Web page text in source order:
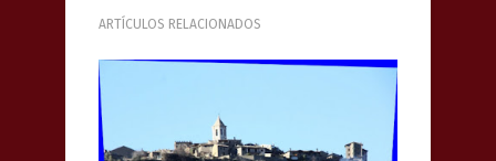
ARTÍCULOS RELACIONADOS